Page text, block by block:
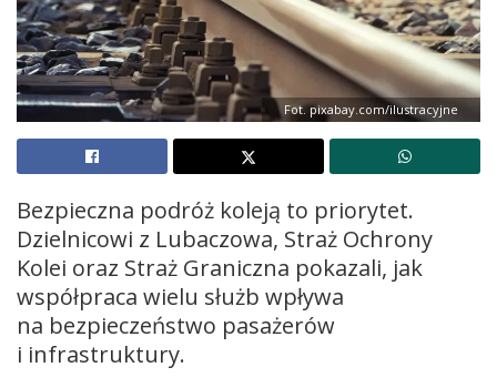
Fot. pixabay.com/ilustracyjne
Bezpieczna podróż koleją to priorytet.
Dzielnicowi z Lubaczowa, Straż Ochrony
Kolei oraz Straż Graniczna pokazali, jak
współpraca wielu służb wpływa
na bezpieczeństwo pasażerów
i infrastruktury.